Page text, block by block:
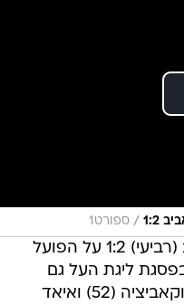
1:2
/ ספורט1
הפועל באר שבע גברה הערב (רביעי) 1:2 על הפועל
ליגת העל גם
בתום המחזור ה-11. ניקיטה רוקאביציה (52) ואיאד